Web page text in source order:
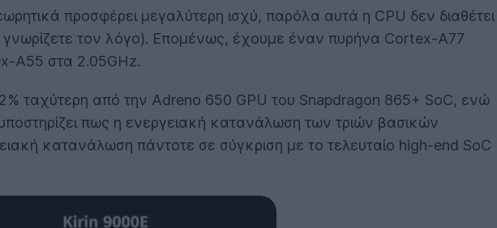
προσφέρει μεγαλύτερη ισχύ, παρόλα αυτά η CPU δεν διαθέτει
γνωρίζετε τον λόγο). Επομένως, έχουμε έναν πυρήνα Cortex-A77
A55 στα 2.05GHz.
ταχύτερη από την Adreno 650 GPU του Snapdragon 865+ SoC, ενώ
πως η ενεργειακή κατανάλωση των τριών βασικών
κατανάλωση πάντοτε σε σύγκριση με το τελευταίο high-end SoC